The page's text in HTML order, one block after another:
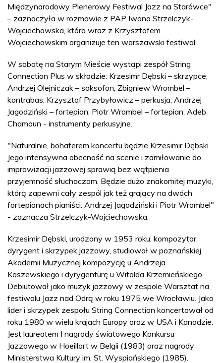
Międzynarodowy Plenerowy Festiwal Jazz na Starówce"
– zaznaczyła w rozmowie z PAP Iwona Strzelczyk-
Wojciechowska, która wraz z Krzysztofem
Wojciechowskim organizuje ten warszawski festiwal.
W sobotę na Starym Mieście wystąpi zespół String
Connection Plus w składzie: Krzesimr Dębski – skrzypce;
Andrzej Olejniczak – saksofon; Zbigniew Wrombel –
kontrabas; Krzysztof Przybyłowicz – perkusja; Andrzej
Jagodziński – fortepian; Piotr Wrombel – fortepian; Adeb
Chamoun - instrumenty perkusyjne.
"Naturalnie, bohaterem koncertu będzie Krzesimir Dębski.
Jego intensywna obecność na scenie i zamiłowanie do
improwizacji jazzowej sprawią bez wątpienia
przyjemność słuchaczom. Będzie dużo znakomitej muzyki,
którą zapewni cały zespól jak też grający na dwóch
fortepianach pianiści: Andrzej Jagodziński i Piotr Wrombel"
- zaznacza Strzelczyk-Wojciechowska.
Krzesimir Dębski, urodzony w 1953 roku, kompozytor,
dyrygent i skrzypek jazzowy, studiował w poznańskiej
Akademii Muzycznej kompozycję u Andrzeja
Koszewskiego i dyrygenturę u Witolda Krzemieńskiego.
Debiutował jako muzyk jazzowy w zespole Warsztat na
festiwalu Jazz nad Odrą w roku 1975 we Wrocławiu. Jako
lider i skrzypek zespołu String Connection koncertował od
roku 1980 w wielu krajach Europy oraz w USA i Kanadzie.
Jest laureatem I nagrody światowego Konkursu
Jazzowego w Hoeillart w Belgii (1983) oraz nagrody
Ministerstwa Kultury im. St. Wyspiańskiego (1985).